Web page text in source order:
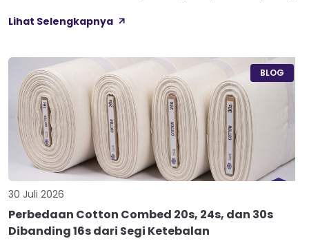
Anti Bacterial, dan Anti Kusut, membuat kain ini pas untuk
Nama Atlas boleh jadi belum […]
Lihat Selengkapnya
BLOG
30 Juli 2026
Perbedaan Cotton Combed 20s, 24s, dan 30s
Dibanding 16s dari Segi Ketebalan